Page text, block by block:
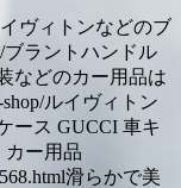
ヴィトンなどのブ
ラントハンドル
などのカー用品は
shop/ルイヴィトン
ース GUCCI 車キ
カー用品
滑らかで美